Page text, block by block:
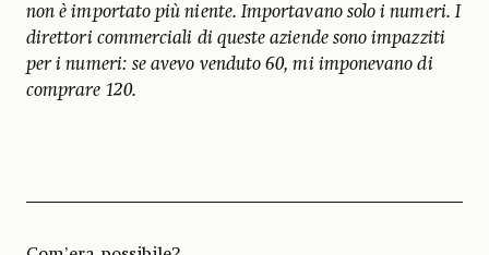
non è importato più niente. Importavano solo i numeri. I
direttori commerciali di queste aziende sono impazziti
per i numeri: se avevo venduto 60, mi imponevano di
comprare 120.